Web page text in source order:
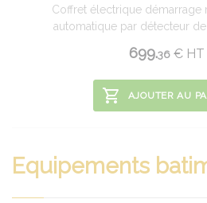
Coffret électrique démarrage
automatique par détecteur de
699.36 €HT
AJOUTER AU
Equipements